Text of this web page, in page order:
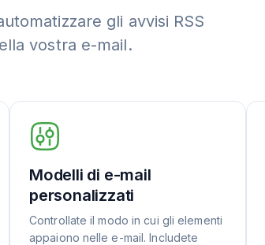
gli avvisi RSS
vostra e-mail.
Modelli di e-mail
personalizzati
Controllate il modo in cui gli elementi
appaiono nelle e-mail. Includete